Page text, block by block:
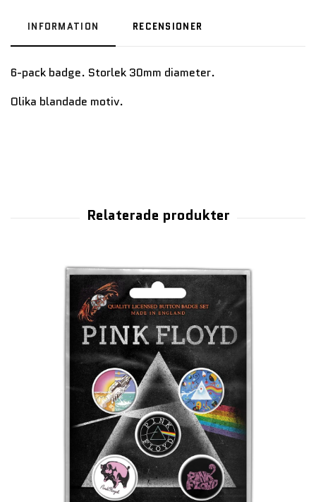
INFORMATION RECENSIONER
6-pack badge. Storlek 30mm diameter.
Olika blandade motiv.